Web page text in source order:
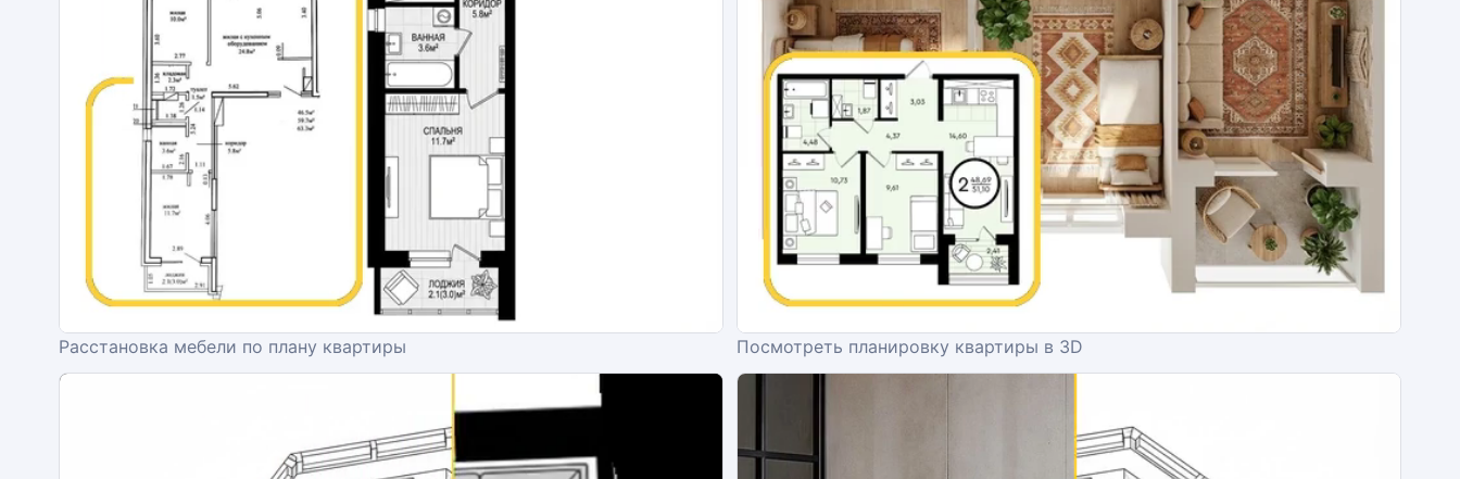
Расстановка мебели по плану квартиры Посмотреть планировку квартиры в 3D